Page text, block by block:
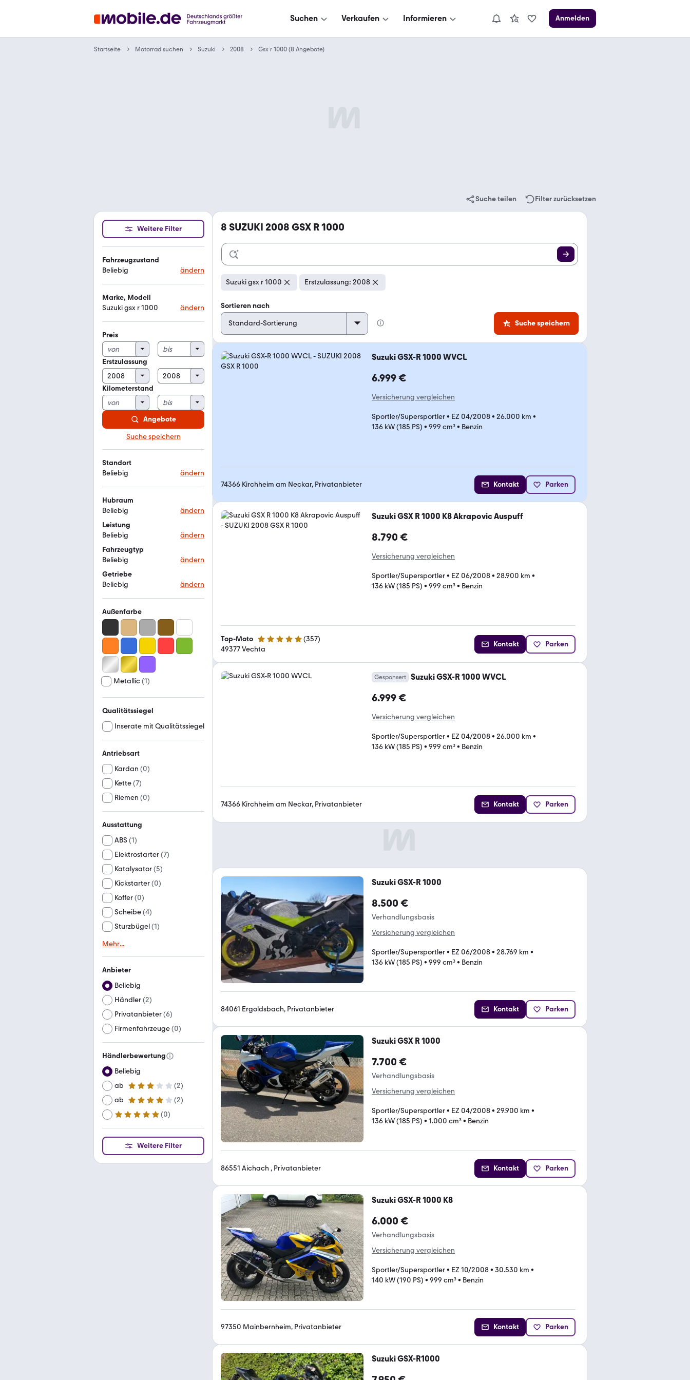
Suchen Verkaufen Informieren Anmelden
Startseite Motorrad suchen Suzuki 2008 Gsx r 1000 (8 Angebote)
Suche teilen Filter zurücksetzen
Weitere Filter
Fahrzeugzustand
Beliebig
ändern
Marke, Modell
Suzuki gsx r 1000
ändern
Preis
Erstzulassung
Kilometerstand
Angebote
Suche speichern
Standort
Beliebig
ändern
Hubraum
Beliebig
ändern
Leistung
Beliebig
ändern
Fahrzeugtyp
Beliebig
ändern
Getriebe
Beliebig
ändern
Außenfarbe
Metallic(1)
Qualitätssiegel
Inserate mit Qualitätssiegel
Antriebsart
Kardan (0)
Kette(7)
Riemen (0)
Ausstattung
ABS (1)
Elektrostarter(7)
Katalysator(5)
Kickstarter(0)
Koffer(0)
Scheibe(4)
Sturzbügel(1)
Mehr...
Anbieter
Beliebig
Händler(2)
Privatanbieter(6)
Firmenfahrzeuge(0)
Händlerbewertung
Beliebig
ab
3 Sterne (2)
ab
4 Sterne (2)
ab
5 Sterne (0)
Weitere Filter
8 SUZUKI 2008 GSX R 1000
Suzuki gsx r 1000 Erstzulassung: 2008
Sortieren nach
Suche speichern
Suzuki GSX-R 1000 WVCL
6.999 €
Versicherung vergleichen
Sportler/Supersportler• EZ 04/2008• 26.000 km •
136 kW (185 PS) • 999 cm³• Benzin
74366 Kirchheim am Neckar, Privatanbieter Kontakt Parken
Suzuki GSX R 1000 K8 Akrapovic Auspuff
8.790 €
Versicherung vergleichen
Sportler/Supersportler• EZ 06/2008• 28.900 km •
136 kW (185 PS) • 999 cm³• Benzin
Top-Moto 4.8 Sterne (357)
49377 Vechta
Kontakt Parken
Gesponsert Suzuki GSX-R 1000 WVCL
6.999 €
Versicherung vergleichen
Sportler/Supersportler• EZ 04/2008• 26.000 km •
136 kW (185 PS) • 999 cm³• Benzin
74366 Kirchheim am Neckar, Privatanbieter Kontakt Parken
Suzuki GSX-R 1000
8.500 €
Verhandlungsbasis
Versicherung vergleichen
Sportler/Supersportler• EZ 06/2008• 28.769 km •
136 kW (185 PS) • 999 cm³• Benzin
84061 Ergoldsbach, Privatanbieter Kontakt Parken
Suzuki GSX R 1000
7.700 €
Verhandlungsbasis
Versicherung vergleichen
Sportler/Supersportler• EZ 04/2008• 29.900 km •
136 kW (185 PS) • 1.000 cm³• Benzin
86551 Aichach , Privatanbieter Kontakt Parken
Suzuki GSX-R 1000 K8
6.000 €
Verhandlungsbasis
Versicherung vergleichen
Sportler/Supersportler• EZ 10/2008• 30.530 km •
140 kW (190 PS) • 999 cm³• Benzin
97350 Mainbernheim, Privatanbieter Kontakt Parken
Suzuki GSX-R1000